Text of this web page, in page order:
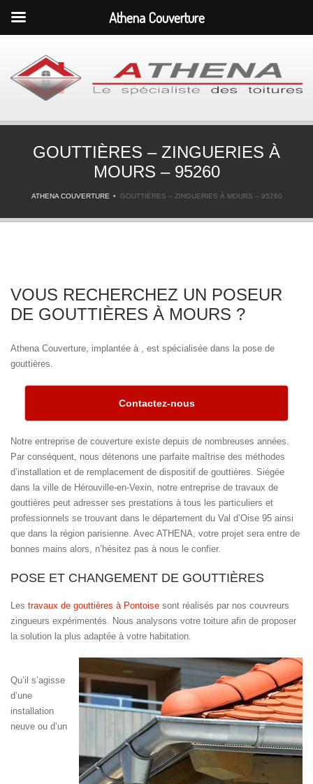
GOUTTIÈRES – ZINGUERIES À
MOURS – 95260
ATHENA COUVERTURE GOUTTIÈRES – ZINGUERIES À MOURS – 95260
VOUS RECHERCHEZ UN POSEUR
DE GOUTTIÈRES À MOURS ?
Athena Couverture, implantée à , est spécialisée dans la pose de
gouttières.
Contactez-nous
Notre entreprise de couverture existe depuis de nombreuses années.
Par conséquent, nous détenons une parfaite maîtrise des méthodes
d’installation et de remplacement de dispositif de gouttières. Siégée
dans la ville de Hérouville-en-Vexin, notre entreprise de travaux de
gouttières peut adresser ses prestations à tous les particuliers et
professionnels se trouvant dans le département du Val d’Oise 95 ainsi
que dans la région parisienne. Avec ATHENA, votre projet sera entre de
bonnes mains alors, n’hésitez pas à nous le confier.
POSE ET CHANGEMENT DE GOUTTIÈRES
Les travaux de gouttières à Pontoise sont réalisés par nos couvreurs
zingueurs expérimentés. Nous analysons votre toiture afin de proposer
la solution la plus adaptée à votre habitation.
Qu’il s’agisse
d’une
installation
neuve ou d’un
Athena Couverture